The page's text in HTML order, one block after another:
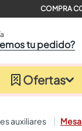
tu pedido?
Ofertas
auxiliares